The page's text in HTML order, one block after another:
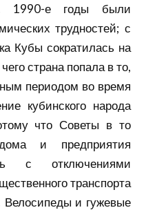
1990-е годы были
трудностей; с
Кубы сократилась на
страна попала в то,
периодом во время
кубинского народа
чтоСоветы вто
и предприятия
с отключениями
транспорта
Велосипеды и гужевые